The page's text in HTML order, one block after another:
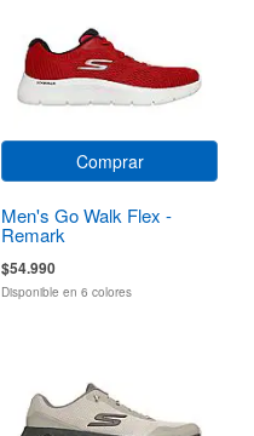
Comprar
Men's Go Walk Flex -
Remark
$54.990
Disponible en 6 colores